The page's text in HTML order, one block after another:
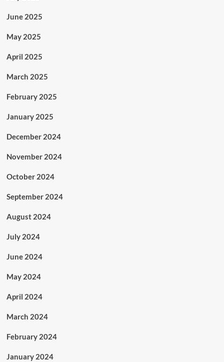
June 2025
May 2025
April 2025
March 2025
February 2025
January 2025
December 2024
November 2024
October 2024
September 2024
August 2024
July 2024
June 2024
May 2024
April 2024
March 2024
February 2024
January 2024